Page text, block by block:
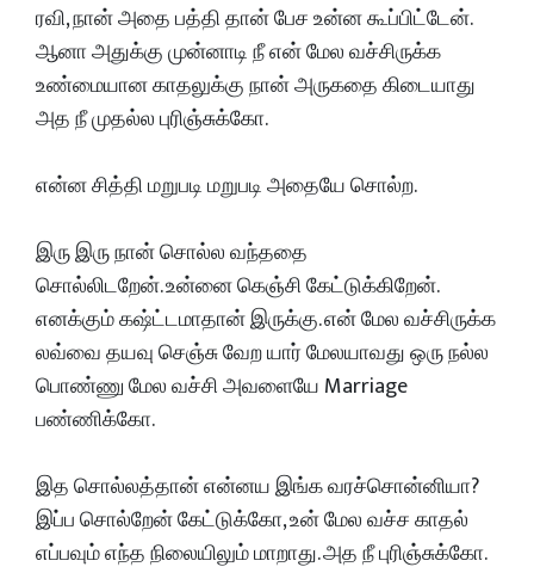
ரவி, நான் அதை பத்தி தான் பேச உன்ன கூப்பிட்டேன்.
ஆனா அதுக்கு முன்னாடி நீ என் மேல வச்சிருக்க
உண்மையான காதலுக்கு நான் அருகதை கிடையாது
அத நீ முதல்ல புரிஞ்சுக்கோ.
என்ன சித்தி மறுபடி மறுபடி அதையே சொல்ற.
இரு இரு நான் சொல்ல வந்ததை
சொல்லிடறேன். உன்னை கெஞ்சி கேட்டுக்கிறேன்.
எனக்கும் கஷ்ட்டமாதான் இருக்கு. என் மேல வச்சிருக்க
லவ்வை தயவு செஞ்சு வேற யார் மேலயாவது ஒரு நல்ல
பொண்ணு மேல வச்சி அவளையே Marriage
பண்ணிக்கோ.
இத சொல்லத்தான் என்னய இங்க வரச்சொன்னியா?
இப்ப சொல்றேன் கேட்டுக்கோ, உன் மேல வச்ச காதல்
எப்பவும் எந்த நிலையிலும் மாறாது. அத நீ புரிஞ்சுக்கோ.